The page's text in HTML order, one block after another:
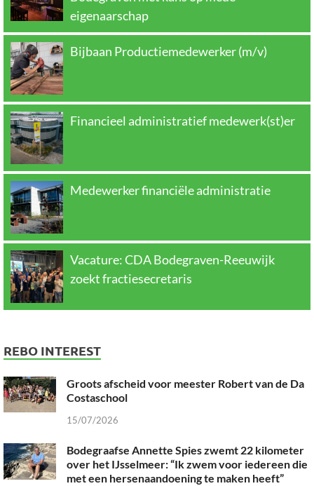
eigenaarschap
Bijbaan Productiemedewerker (m/v)
Financieel administratief medewerk(st)er
Medewerker financiële administratie
Vacature: CDA Bodegraven-Reeuwijk
zoekt fractiesecretaris
REBO INTEREST
Groots afscheid voor meester Robert van de Da
Costaschool
15/07/2026
Bodegraafse Annette Spies zwemt 22 kilometer
over het IJsselmeer: “Ik zwem voor iedereen die
met een hersenaandoening te maken heeft”